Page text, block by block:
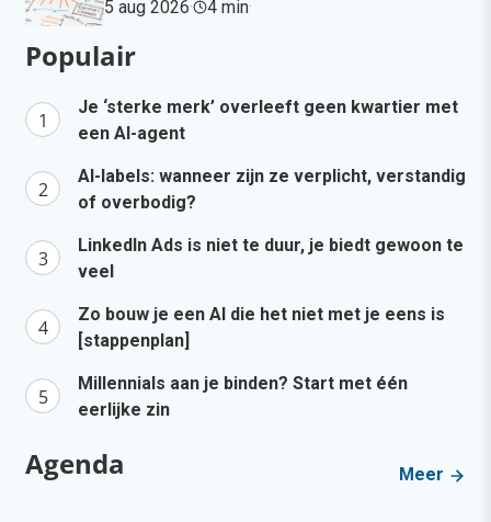
5 aug 2026· 4 min·
Populair
Je ‘sterke merk’ overleeft geen kwartier met
een AI-agent
AI-labels: wanneer zijn ze verplicht, verstandig
of overbodig?
LinkedIn Ads is niet te duur, je biedt gewoon te
veel
Zo bouw je een AI die het niet met je eens is
[stappenplan]
Millennials aan je binden? Start met één
eerlijke zin
Agenda Meer